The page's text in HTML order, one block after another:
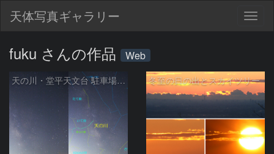
天体写真ギャラリー
fuku さんの作品 Web
天の川・堂平天文台 駐車場から 冬至の日の出とスカイツリー